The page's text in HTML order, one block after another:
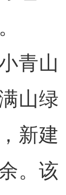
青山
山绿
新建
。该